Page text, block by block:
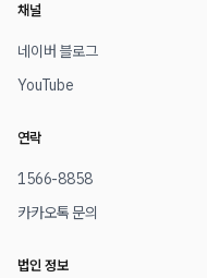
채널
네이버 블로그
YouTube
연락
1566-8858
카카오톡 문의
법인 정보